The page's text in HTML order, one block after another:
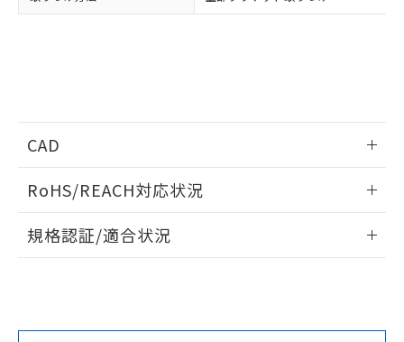
CAD
ドすることができます。
ログイン/会員登録
ダウンロードデータをご利用いただく前に、以下を必ずお読
RoHS/REACH対応状況
EU RoHS 注意事項・凡例
規格認証/適合状況
登録された部品リストについて、当社
の共同利用に関して"
の「1.共同利
指します。
※3 非含有証明書ダウンロード
51物質の非含有証明書（当社基準）
また、RoHS指令のフタル酸エステル類４
物質の対応では、対応完了までの期間は出
荷製品に未対応品が混在することから備考
欄に対応日を記載しておりました。
す。